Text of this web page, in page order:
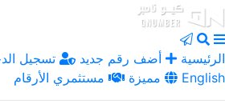
الرئيسية أضف رقم جديد تسجيل
مميزة
مستثمري الأرقام English